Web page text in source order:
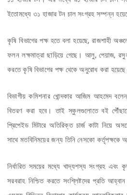
ইতোমধ্যে ৩১ হাজার টন চাল সংগ্রহ সম্পন্ন
কৃষি বিভাগের পক্ষ হতে বলা হয়েছে, রাজশাহী
ফলন লক্ষমাত্রা ছাড়িয়ে গেছে। আলু, পেয়াজ,
করতে কৃষি বিভাগের পক্ষ থেকে অনুরোধ করা
বিভাগীয় কমিশনার খোন্দকার আজিম আহমেদ বলেন,
বিতরণ করা হবে। তাই স্কুলগুলোতে বই
প্রিপেইড মিটারে অতিরিক্ত চার্জ কাটা নিয়ে
সাথে মতবিনিময়ের জন্য তিনি নেসকো কর্তৃপক্ষকে
নির্ধারিত সময়ের মধ্যে খাদ্যশস্য সংগ্রহ এবং
সরবরাহ নিশ্চিত করতে সংশ্লিষ্টদের প্রতি